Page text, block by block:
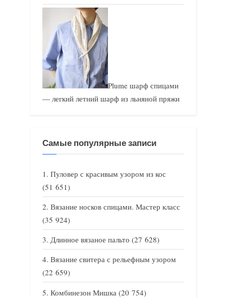
Plume шарф спицами
— легкий летний шарф из льняной пряжи
Самые популярные записи
Пуловер с красивым узором из кос
(51 651)
Вязание носков спицами. Мастер класс
(35 924)
Длинное вязаное пальто (27 628)
Вязание свитера с рельефным узором
(22 659)
Комбинезон Мишка (20 754)